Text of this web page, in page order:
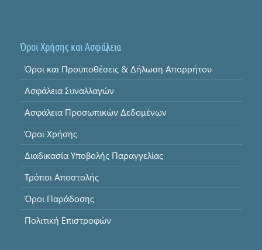
Όροι Χρήσης και Ασφάλεια
Όροι και Προϋποθέσεις & Δήλωση Απορρήτου
Ασφάλεια Συναλλαγών
Ασφάλεια Προσωπικών Δεδομένων
Όροι Χρήσης
Διαδικασία Υποβολής Παραγγελίας
Τρόποι Αποστολής
Όροι Παράδοσης
Πολιτική Επιστροφών